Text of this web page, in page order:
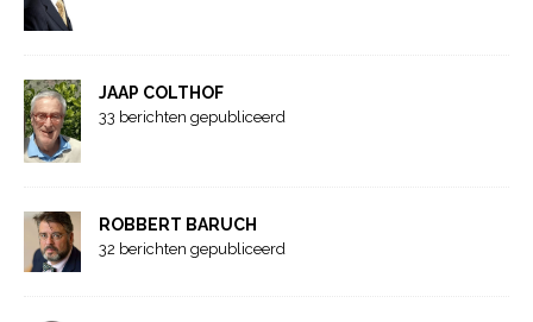
JAAP COLTHOF
33 berichten gepubliceerd
ROBBERT BARUCH
32 berichten gepubliceerd